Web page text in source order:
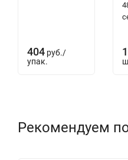
404 руб./
упак.
Рекомендуем